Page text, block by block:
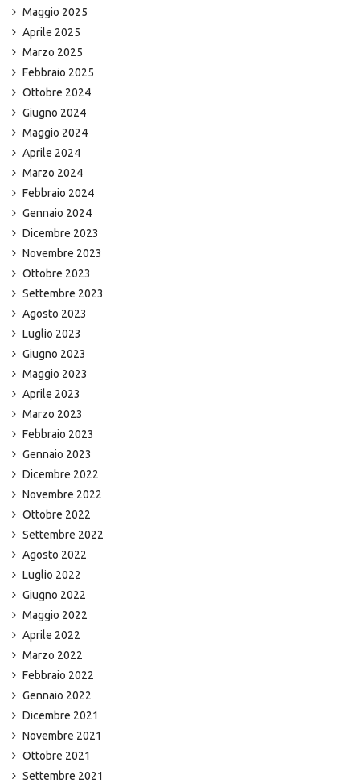
Maggio 2025
Aprile 2025
Marzo 2025
Febbraio 2025
Ottobre 2024
Giugno 2024
Maggio 2024
Aprile 2024
Marzo 2024
Febbraio 2024
Gennaio 2024
Dicembre 2023
Novembre 2023
Ottobre 2023
Settembre 2023
Agosto 2023
Luglio 2023
Giugno 2023
Maggio 2023
Aprile 2023
Marzo 2023
Febbraio 2023
Gennaio 2023
Dicembre 2022
Novembre 2022
Ottobre 2022
Settembre 2022
Agosto 2022
Luglio 2022
Giugno 2022
Maggio 2022
Aprile 2022
Marzo 2022
Febbraio 2022
Gennaio 2022
Dicembre 2021
Novembre 2021
Ottobre 2021
Settembre 2021